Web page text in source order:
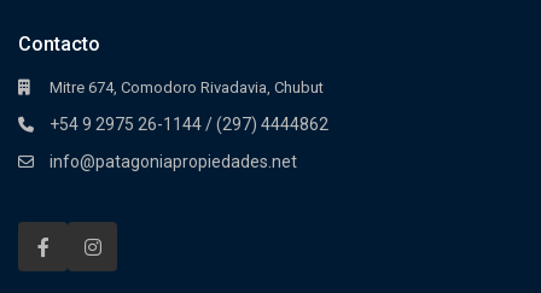
Contacto
Mitre 674, Comodoro Rivadavia, Chubut
+54 9 2975 26-1144 / (297) 4444862
info@patagoniapropiedades.net